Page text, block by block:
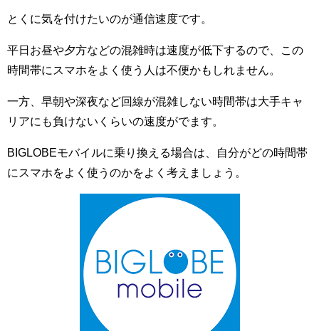
とくに気を付けたいのが通信速度です。
平日お昼や夕方などの混雑時は速度が低下するので、この
時間帯にスマホをよく使う人は不便かもしれません。
一方、早朝や深夜など回線が混雑しない時間帯は大手キャ
リアにも負けないくらいの速度がでます。
BIGLOBEモバイルに乗り換える場合は、自分がどの時間帯
にスマホをよく使うのかをよく考えましょう。